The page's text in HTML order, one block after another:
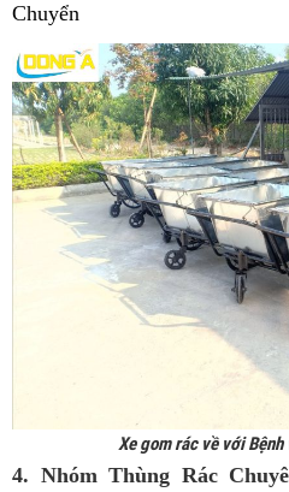
Chuyển
Xe gom rác về với
4. Nhóm Thùng Rác